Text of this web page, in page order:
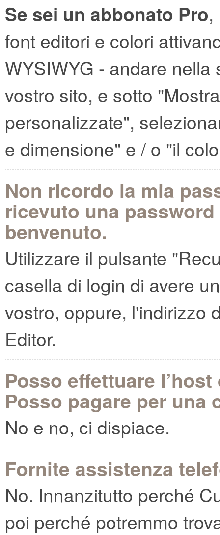
Se sei un abbonato Pro,
font editori e colori
WYSIWYG - andare
vostro sito, e sotto
personalizzate",
e dimensione" e / o "il
Non ricordo la mia
ricevuto una
benvenuto.
Utilizzare il pulsante
casella di login di avere
vostro, oppure, l'indirizzo
Editor.
Posso effettuare
Posso pagare per una
No e no, ci dispiace.
Fornite assistenza
No. Innanzitutto perché
poi perché potremmo